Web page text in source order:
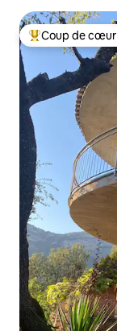
Coups de cœur
Coup de